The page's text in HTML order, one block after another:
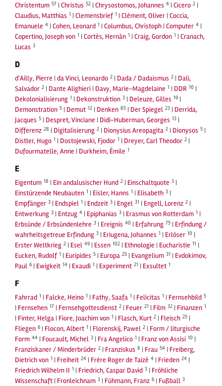
Christentum 57 |Christus 52 |Chrysostomos, Johannes 4 |Cicero 2 |
Claudius, Matthias 1 |Clemensbrief 1 |Clément, Oliver |Coccia,
Emanuele 4 |Cohen, Leonard 1 |Columbus, Christoph |Computer 4 |
Copertino, Joseph von 1 |Cortés, Hernàn 1 |Craig, Gordon 1 |Cranach,
Lucas 3
D
d'Ailly, Pierre |da Vinci, Leonardo 2 | Dada / Dadaismus 2 | Dali,
Salvador 2 | Dante Alighieri | Davy, Marie-Magdelaine 1 | DDR 10 |
Dekolonialisierung 1 | Dekonstruktion 3 | Deleuze, Gilles 19 |
Demonstration 5 | Demut 12 | Denken 85 | Der Spiegel 23 | Derrida,
Jacques 5 | Despret, Vinciane | Didi-Huberman, Georges 13 |
Differenz 28 | Digitalisierung 2 | Dionysius Areopagita 2 | Dionysos 5 |
Distler, Hugo 1 | Dostojewski, Fjodor 1 | Dreyer, Carl Theodor 2 |
Dufourmatelle, Anne | Durkheim, Émile 1
E
Eigentum 18 | Ein andalusischer Hund 2 | Einschaltquote 3 |
Einstürzende Neubauten 1 | Eisler, Hanns 1 | Elisabeth 3 |
Empfänger 3 | Endspiel 1 | Endzeit 3 | Engel 31 | Engell, Lorenz 2 |
Entwerkung 3 | Entzug 4 | Epiphanias 3 | Erasmus von Rotterdam 1 |
Erbsünde / Erbsündenlehre 3 | Ereignis 40 | Erfahrung 75 | Erfindung /
wahrheitsgetreue Erfindung 3 | Eriugena, Johannes 1 | Erlöser 10 |
Erster Weltkrieg 2 | Esel 49 | Essen 102 | Ethnologie | Eucharistie 11 |
Eucken, Rudolf 1 | Euripides 5 | Europa 25 | Evangelium 31 | Evdokimov,
Paul 6 | Ewigkeit 14 | Exaudi 1 | Experiment 21 | Exsultet 1
F
Fahrrad 1 | Falcke, Heino 1 | Fathy, Saafa 1 | Felicitas 1 | Fernsehbild 5
| Fernsehen 17 | Fernsehgottesdienst 2 | Feuer 21 | Film 32 | Finanzen 1
| Finter, Helga | Fiore, Joachim von 1 | Flasch, Kurt 2 | Fleisch 25 |
Fliegen 6 | Flocon, Albert 1 | Florenskij, Pawel 2 | Form / liturgische
Form 44 | Foucault, Michel 3 | Fra Angelico 1 | Franz von Assisi 10 |
Franziskaner / Minderbrüder 2 | Franziskus 8 | Frau 54 | Freiberg,
Dietrich von 1 | Freiheit 24 | Frère Roger de Taizé 4 | Frieden 24 |
Friedrich Wilhelm II 1 | Friedrich, Caspar David 3 | Fröhliche
Wissenschaft | Fronleichnam 3 | Fühmann, Franz 6 | Fußball 3